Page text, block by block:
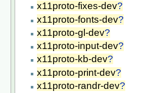
x11proto-fixes-dev?
x11proto-fonts-dev?
x11proto-gl-dev?
x11proto-input-dev?
x11proto-kb-dev?
x11proto-print-dev?
x11proto-randr-dev?